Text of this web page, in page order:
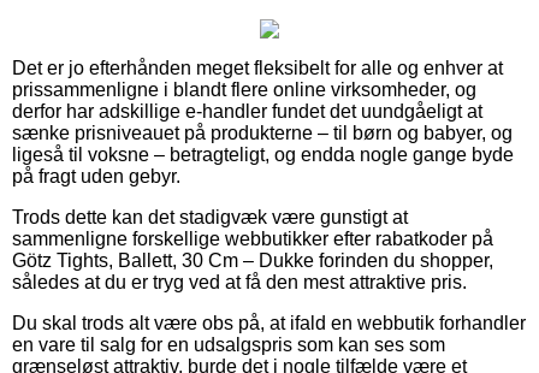
Det er jo efterhånden meget fleksibelt for alle og enhver at
prissammenligne i blandt flere online virksomheder, og
derfor har adskillige e-handler fundet det uundgåeligt at
sænke prisniveauet på produkterne – til børn og babyer, og
ligeså til voksne – betragteligt, og endda nogle gange byde
på fragt uden gebyr.
Trods dette kan det stadigvæk være gunstigt at
sammenligne forskellige webbutikker efter rabatkoder på
Götz Tights, Ballett, 30 Cm – Dukke forinden du shopper,
således at du er tryg ved at få den mest attraktive pris.
Du skal trods alt være obs på, at ifald en webbutik forhandler
en vare til salg for en udsalgspris som kan ses som
grænseløst attraktiv, burde det i nogle tilfælde være et